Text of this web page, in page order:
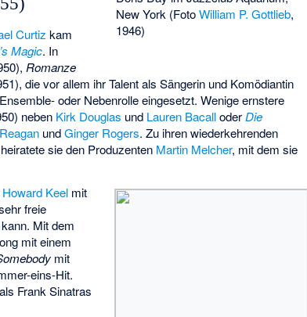
New York (FotoWilliam P. Gottlieb,
1946)
Curtiz kam
Magic. In
Romanze
die vor allem ihr Talent als Sängerin und Komödiantin
oder Nebenrolle eingesetzt. Wenige ernstere
neben Kirk Douglas und Lauren BacalloderDie
undGinger Rogers. Zu ihren wiederkehrenden
sie den Produzenten Martin Melcher, mit dem sie
Howard Keel mit
freie
Mit dem
mit einem
mit
eins-Hit.
Frank Sinatras